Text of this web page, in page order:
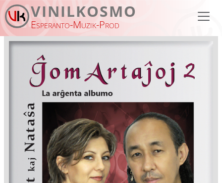
Skip to main content
VINILKOSMO
Esperanto-Muzik-Prod